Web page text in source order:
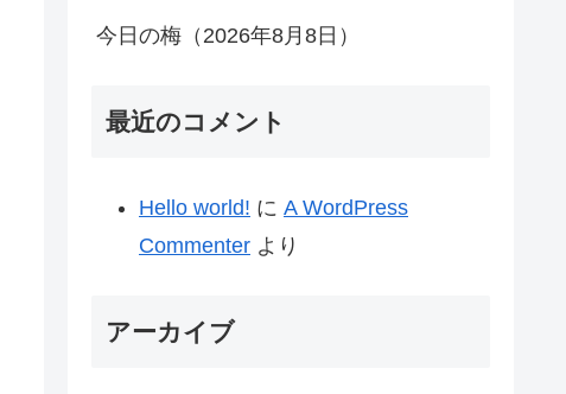
今日の梅（2026年8月8日）
最近のコメント
Hello world! に A WordPress
Commenter より
アーカイブ